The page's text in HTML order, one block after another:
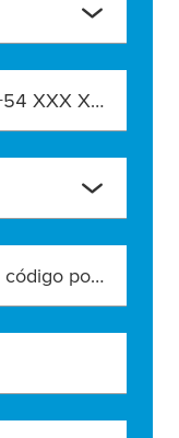
Teléfono [formato previsto: +54 XXX XXX XXXX]
Código postal (Introduzca el código postal exacto)